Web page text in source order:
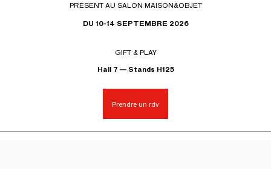
PRÉSENT AU SALON MAISON&OBJET
DU 10-14 SEPTEMBRE 2026
GIFT & PLAY
Hall 7 — Stands H125
Prendre un rdv